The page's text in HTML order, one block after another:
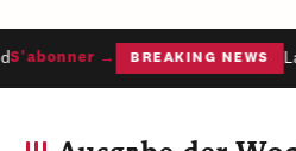
S'abonner → BREAKING NEWS